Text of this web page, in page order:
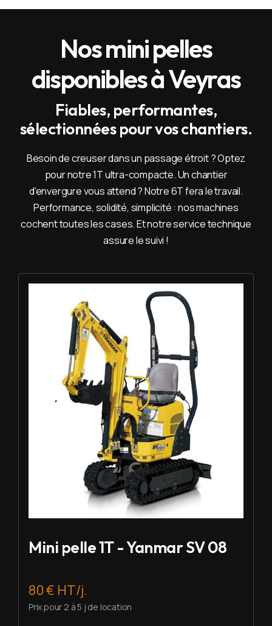
Nos mini pelles
disponibles à Veyras
Fiables, performantes,
sélectionnées pour vos chantiers.
Besoin de creuser dans un passage étroit ? Optez
pour notre 1T ultra-compacte. Un chantier
d'envergure vous attend ? Notre 6T fera le travail.
Performance, solidité, simplicité : nos machines
cochent toutes les cases. Et notre service technique
assure le suivi !
Mini pelle 1T - Yanmar SV 08
80 € HT/j.
Prix pour 2 à 5 j de location
Louer Mini pelle 1T - Yanmar SV 08